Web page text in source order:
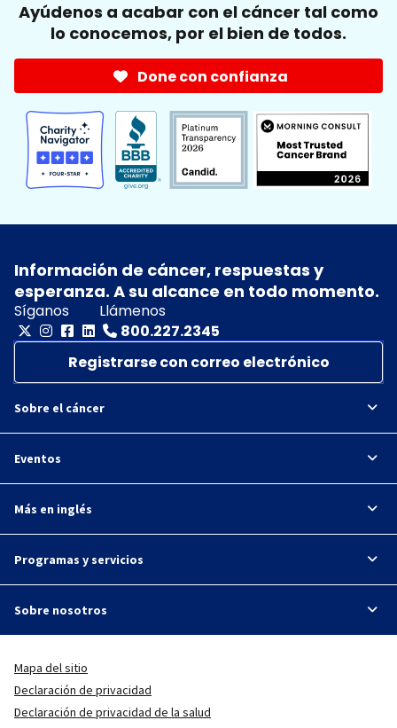
Ayúdenos a acabar con el cáncer tal como
lo conocemos, por el bien de todos.
Done con confianza
Información de cáncer, respuestas y
esperanza. A su alcance en todo momento.
Síganos
Llámenos
800.227.2345
Registrarse con correo electrónico
Sobre el cáncer
Eventos
Más en inglés
Programas y servicios
Sobre nosotros
Mapa del sitio
Declaración de privacidad
Declaración de privacidad de la salud